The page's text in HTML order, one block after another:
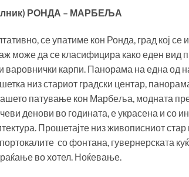
РОНДА – МАРБЕЉА
се упатиме кон Ронда, град кој
може да се класифицира како еден вид
варовнички карпи. Панорама на една од
низ стариот градски центар,
патување кон Марбеља, модната
денови во годината, е украсена и со
Прошетајте низ живописниот стар
со фонтана, гувернерската
во хотел. Ноќевање.